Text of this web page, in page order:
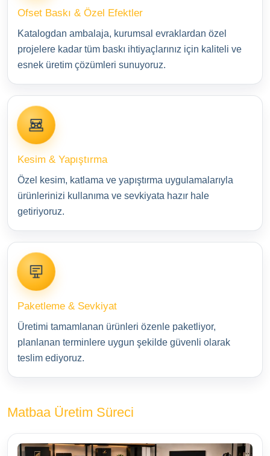
Ofset Baskı & Özel Efektler
Katalogdan ambalaja, kurumsal evraklardan özel
projelere kadar tüm baskı ihtiyaçlarınız için kaliteli ve
esnek üretim çözümleri sunuyoruz.
Kesim & Yapıştırma
Özel kesim, katlama ve yapıştırma uygulamalarıyla
ürünlerinizi kullanıma ve sevkiyata hazır hale
getiriyoruz.
Paketleme & Sevkiyat
Üretimi tamamlanan ürünleri özenle paketliyor,
planlanan terminlere uygun şekilde güvenli olarak
teslim ediyoruz.
Matbaa Üretim Süreci